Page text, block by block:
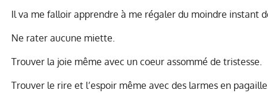
Il va me falloir apprendre à me régaler du moindre instant
Ne rater aucune miette.
Trouver la joie même avec un coeur assommé de tristesse.
Trouver le rire et l’espoir même avec des larmes en